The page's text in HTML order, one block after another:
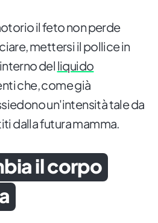
il feto non perde
mettersi il pollice in
del liquido
che, come già
un'intensità tale da
dalla futura mamma.
il corpo